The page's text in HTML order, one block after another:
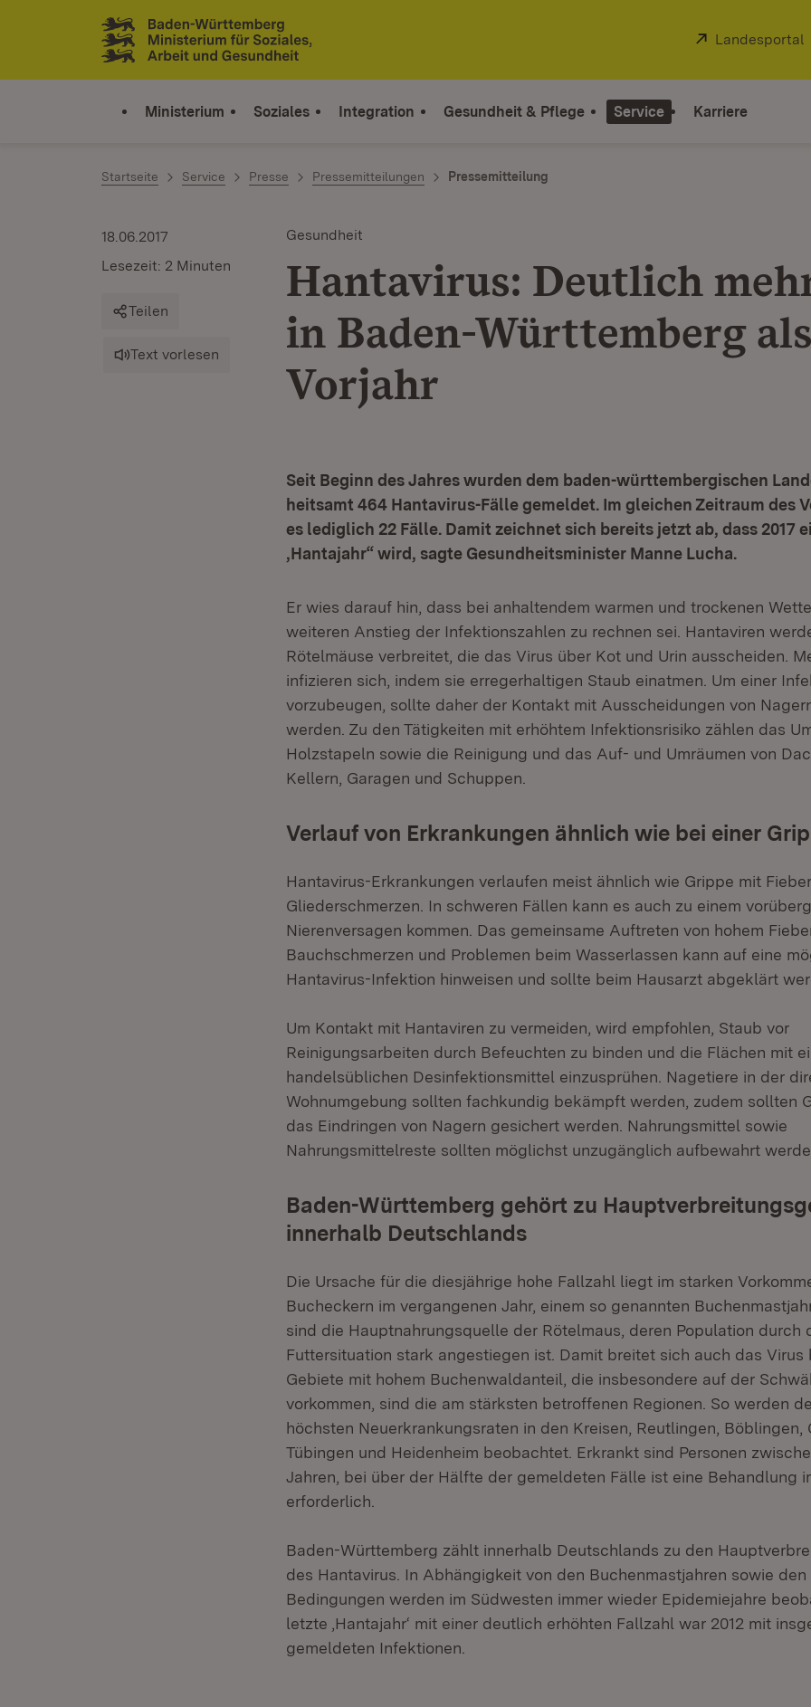
Zum Inhalt springen
Link zur Startseite
Extern:
Landesportal
Ministerium Soziales Integration Gesundheit & Pflege Service Karriere
Startseite Service Presse Pressemitteilungen Pressemitteilung
Gesundheit
Hantavirus: Deutlich
in Baden-Württemberg
Vorjahr
18.06.2017
Lesezeit: 2 Minuten
Teilen
Text vorlesen
Seit Beginn des Jahres wurden dem baden-württembergischen
heitsamt 464 Hantavirus-Fälle gemeldet. Im gleichen Zeitraum des
es lediglich 22 Fälle. Damit zeichnet sich bereits jetzt ab, dass 2017
‚Hantajahr“ wird, sagte Gesundheitsminister Manne Lucha.
Er wies darauf hin, dass bei anhaltendem warmen und trockenen
weiteren Anstieg der Infektionszahlen zu rechnen sei. Hantaviren
Rötelmäuse verbreitet, die das Virus über Kot und Urin ausscheiden.
infizieren sich, indem sie erregerhaltigen Staub einatmen. Um einer
vorzubeugen, sollte daher der Kontakt mit Ausscheidungen von
werden. Zu den Tätigkeiten mit erhöhtem Infektionsrisiko zählen das
Holzstapeln sowie die Reinigung und das Auf- und Umräumen von
Kellern, Garagen und Schuppen.
Verlauf von Erkrankungen ähnlich wie bei einer
Hantavirus-Erkrankungen verlaufen meist ähnlich wie Grippe mit
Gliederschmerzen. In schweren Fällen kann es auch zu einem
Nierenversagen kommen. Das gemeinsame Auftreten von hohem
Bauchschmerzen und Problemen beim Wasserlassen kann auf eine
Hantavirus-Infektion hinweisen und sollte beim Hausarzt abgeklärt
Um Kontakt mit Hantaviren zu vermeiden, wird empfohlen, Staub vor
Reinigungsarbeiten durch Befeuchten zu binden und die Flächen mit
handelsüblichen Desinfektionsmittel einzusprühen. Nagetiere in der
Wohnumgebung sollten fachkundig bekämpft werden, zudem sollten
das Eindringen von Nagern gesichert werden. Nahrungsmittel sowie
Nahrungsmittelreste sollten möglichst unzugänglich aufbewahrt
Baden-Württemberg gehört zu
innerhalb Deutschlands
Die Ursache für die diesjährige hohe Fallzahl liegt im starken
Bucheckern im vergangenen Jahr, einem so genannten
sind die Hauptnahrungsquelle der Rötelmaus, deren Population durch
Futtersituation stark angestiegen ist. Damit breitet sich auch das Virus
Gebiete mit hohem Buchenwaldanteil, die insbesondere auf der
vorkommen, sind die am stärksten betroffenen Regionen. So werden
höchsten Neuerkrankungsraten in den Kreisen, Reutlingen, Böblingen,
Tübingen und Heidenheim beobachtet. Erkrankt sind Personen
Jahren, bei über der Hälfte der gemeldeten Fälle ist eine Behandlung
erforderlich.
Baden-Württemberg zählt innerhalb Deutschlands zu den
des Hantavirus. In Abhängigkeit von den Buchenmastjahren sowie
Bedingungen werden im Südwesten immer wieder Epidemiejahre
letzte ‚Hantajahr‘ mit einer deutlich erhöhten Fallzahl war 2012 mit
gemeldeten Infektionen.